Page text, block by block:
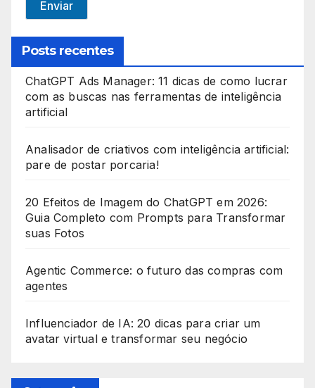
a
s
+
Enviar
Posts recentes
ChatGPT Ads Manager: 11 dicas de como lucrar
com as buscas nas ferramentas de inteligência
artificial
Analisador de criativos com inteligência artificial:
pare de postar porcaria!
20 Efeitos de Imagem do ChatGPT em 2026:
Guia Completo com Prompts para Transformar
suas Fotos
Agentic Commerce: o futuro das compras com
agentes
Influenciador de IA: 20 dicas para criar um
avatar virtual e transformar seu negócio